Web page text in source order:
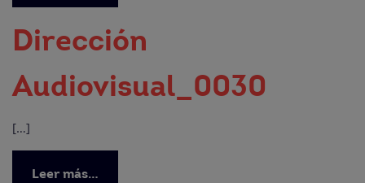
Dirección
Audiovisual_0030
[…]
Leer más…